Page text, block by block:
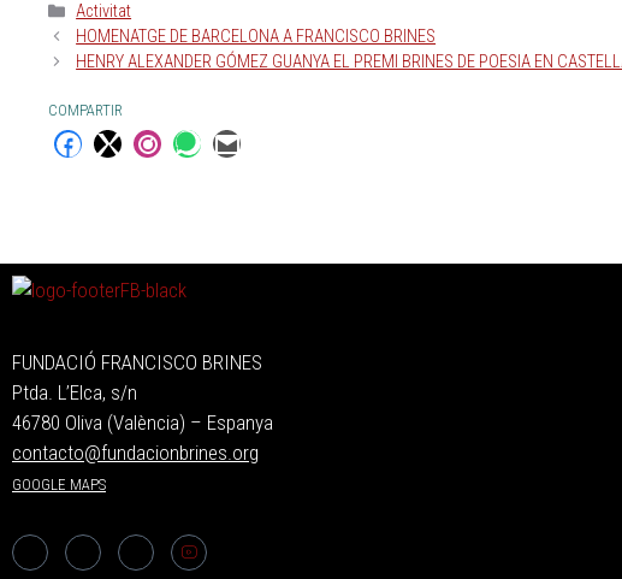
Activitat
HOMENATGE DE BARCELONA A FRANCISCO BRINES
HENRY ALEXANDER GÓMEZ GUANYA EL PREMI BRINES DE POESIA EN
COMPARTIR
FUNDACIÓ FRANCISCO BRINES
Ptda. L’Elca, s/n
46780 Oliva (València) – Espanya
contacto@fundacionbrines.org
GOOGLE MAPS